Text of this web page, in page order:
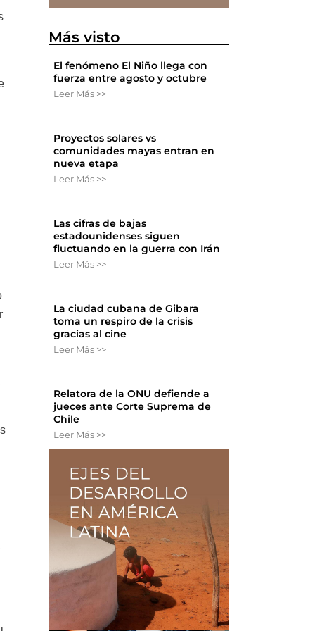
Más visto
El fenómeno El Niño llega con
fuerza entre agosto y octubre
Leer Más >>
Proyectos solares vs
comunidades mayas entran en
nueva etapa
Leer Más >>
Las cifras de bajas
estadounidenses siguen
fluctuando en la guerra con Irán
Leer Más >>
La ciudad cubana de Gibara
toma un respiro de la crisis
gracias al cine
Leer Más >>
Relatora de la ONU defiende a
jueces ante Corte Suprema de
Chile
Leer Más >>